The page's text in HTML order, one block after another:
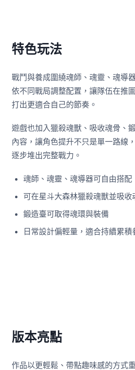
特色玩法
戰鬥與養成圍繞魂師、魂靈、魂導
依不同戰局調整配置，讓隊伍在推
打出更適合自己的節奏。
遊戲也加入獵殺魂獸、吸收魂骨、
內容，讓角色提升不只是單一路線
逐步堆出完整戰力。
魂師、魂靈、魂導器可自由搭配
可在星斗大森林獵殺魂獸並吸收
鍛造臺可取得魂環與裝備
日常設計偏輕量，適合持續累積
版本亮點
作品以更輕鬆、帶點趣味感的方式